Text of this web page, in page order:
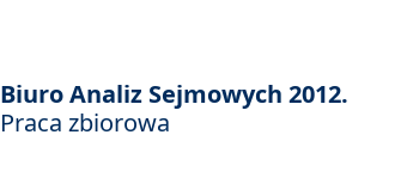
Biuro Analiz Sejmowych 2012.
Praca zbiorowa